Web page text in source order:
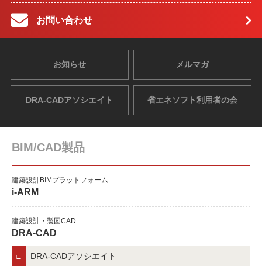
お問い合わせ
お知らせ メルマガ
DRA-CADアソシエイト 省エネソフト利用者の会
BIM/CAD製品
建築設計BIMプラットフォーム
i-ARM
建築設計・製図CAD
DRA-CAD
DRA-CADアソシエイト